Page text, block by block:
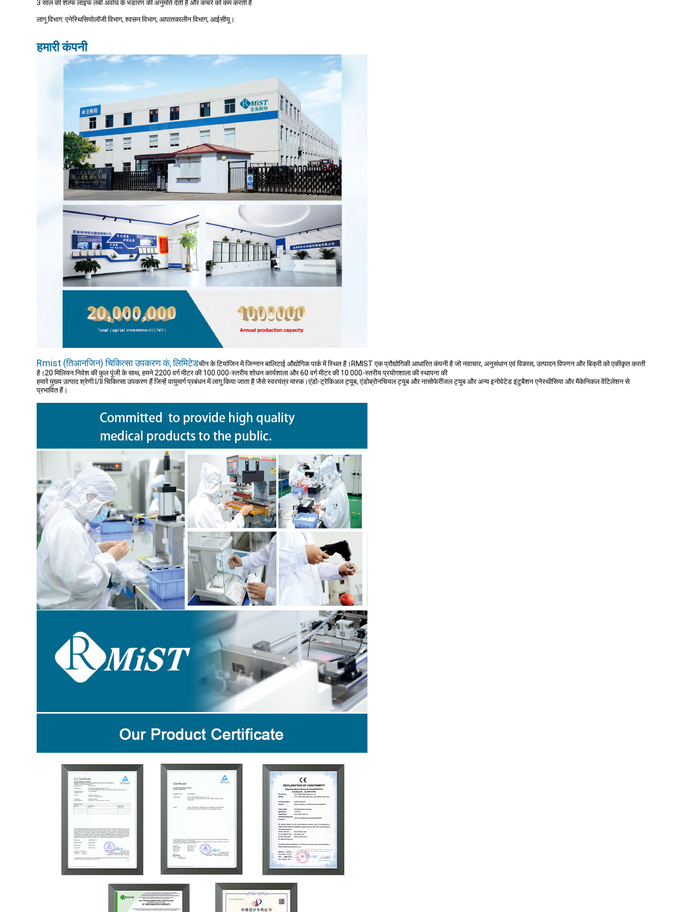
3 साल की शेल्फ लाइफ लंबी अवधि के भंडारण की अनुमति देती है और कचरे को कम करती है
लागू विभाग: एनेस्थिसियोलॉजी विभाग, श्वसन विभाग, आपातकालीन विभाग, आईसीयू।
हमारी कंपनी
Rmist (तिआनजिन) चिकित्सा उपकरण कं, लिमिटेडचीन के टियांजिन में जिन्नान बालिटाई औद्योगिक पार्क में स्थित है।RMIST एक प्रौद्योगिकी आधारित कंपनी है जो नवाचार, अनुसंधान एवं विकास, उत्पादन विपणन और बिक्री को एकीकृत करती
है।20 मिलियन निवेश की कुल पूंजी के साथ, हमने 2200 वर्ग मीटर की 100.000-स्तरीय शोधन कार्यशाला और 60 वर्ग मीटर की 10.000-स्तरीय प्रयोगशाला की स्थापना की
हमारे मुख्य उत्पाद श्रेणी I/II चिकित्सा उपकरण हैं जिन्हें वायुमार्ग प्रबंधन में लागू किया जाता है जैसे स्वरयंत्र मास्क।एंडो-ट्रेकिअल ट्यूब, एंडोब्रोनचियल ट्यूब और नासोफेरींजल ट्यूब और अन्य इनोवेटेड इंटुबैशन एनेस्थीसिया और मैकेनिकल वेंटिलेशन से
प्रभावित हैं।